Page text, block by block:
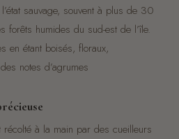
sauvage, souvent à plus de 30
forêts humides du sud-est de l’île.
en étant boisés, floraux,
notes d’agrumes
récolté à la main par des cueilleurs